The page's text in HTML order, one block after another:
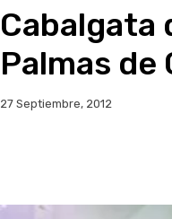
Cabalgata
Palmas de
27 Septiembre, 2012